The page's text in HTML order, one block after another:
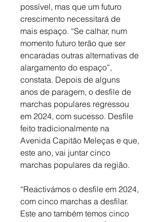
possível, mas que um futuro
crescimento necessitará de
mais espaço. “Se calhar, num
momento futuro terão que ser
encaradas outras alternativas de
alargamento do espaço”,
constata. Depois de alguns
anos de paragem, o desfile de
marchas populares regressou
em 2024, com sucesso. Desfile
feito tradicionalmente na
Avenida Capitão Meleças e que,
este ano, vai juntar cinco
marchas populares da região.
“Reactivámos o desfile em 2024,
com cinco marchas a desfilar.
Este ano também temos cinco